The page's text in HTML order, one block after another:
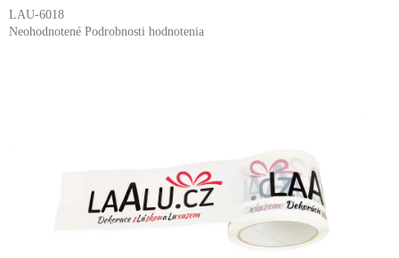
LAU-6018
Priemerné
Neohodnotené Podrobnosti hodnotenia